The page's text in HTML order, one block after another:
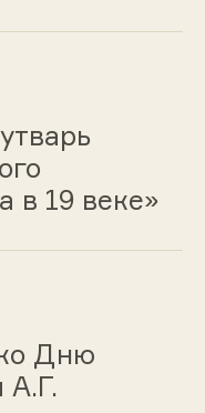
в 19 веке»
Дню
А.Г.